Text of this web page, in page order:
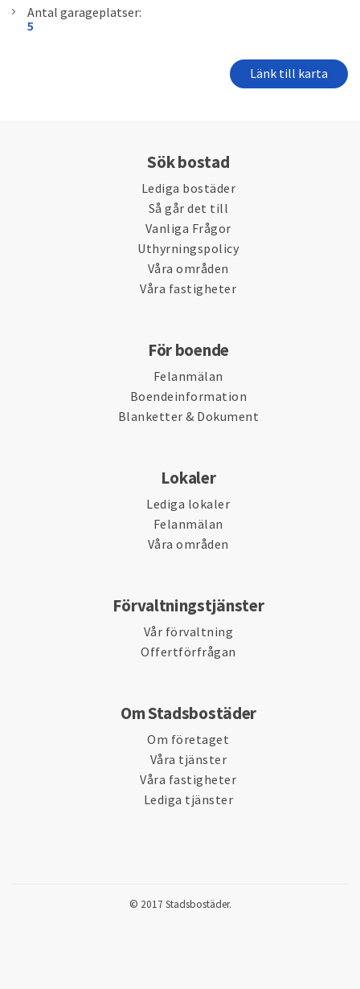
Antal garageplatser:
5
Länk till karta
Sök bostad
Lediga bostäder
Så går det till
Vanliga Frågor
Uthyrningspolicy
Våra områden
Våra fastigheter
För boende
Felanmälan
Boendeinformation
Blanketter & Dokument
Lokaler
Lediga lokaler
Felanmälan
Våra områden
Förvaltningstjänster
Vår förvaltning
Offertförfrågan
Om Stadsbostäder
Om företaget
Våra tjänster
Våra fastigheter
Lediga tjänster
© 2017 Stadsbostäder.